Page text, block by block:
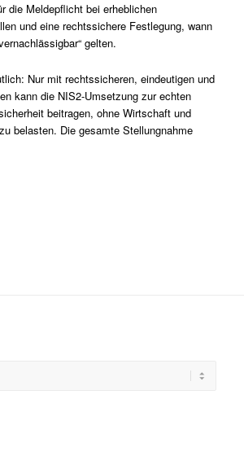
die Meldepflicht bei erheblichen
und eine rechtssichere Festlegung, wann
gelten.
Nur mit rechtssicheren, eindeutigen und
kann die NIS2-Umsetzung zur echten
beitragen, ohne Wirtschaft und
belasten. Die gesamte Stellungnahme